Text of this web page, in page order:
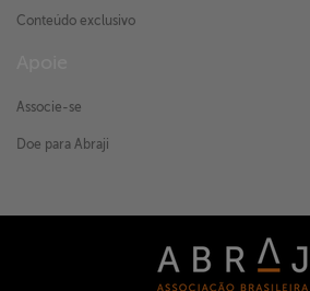
Conteúdo exclusivo
Associe-se
Doe para Abraji